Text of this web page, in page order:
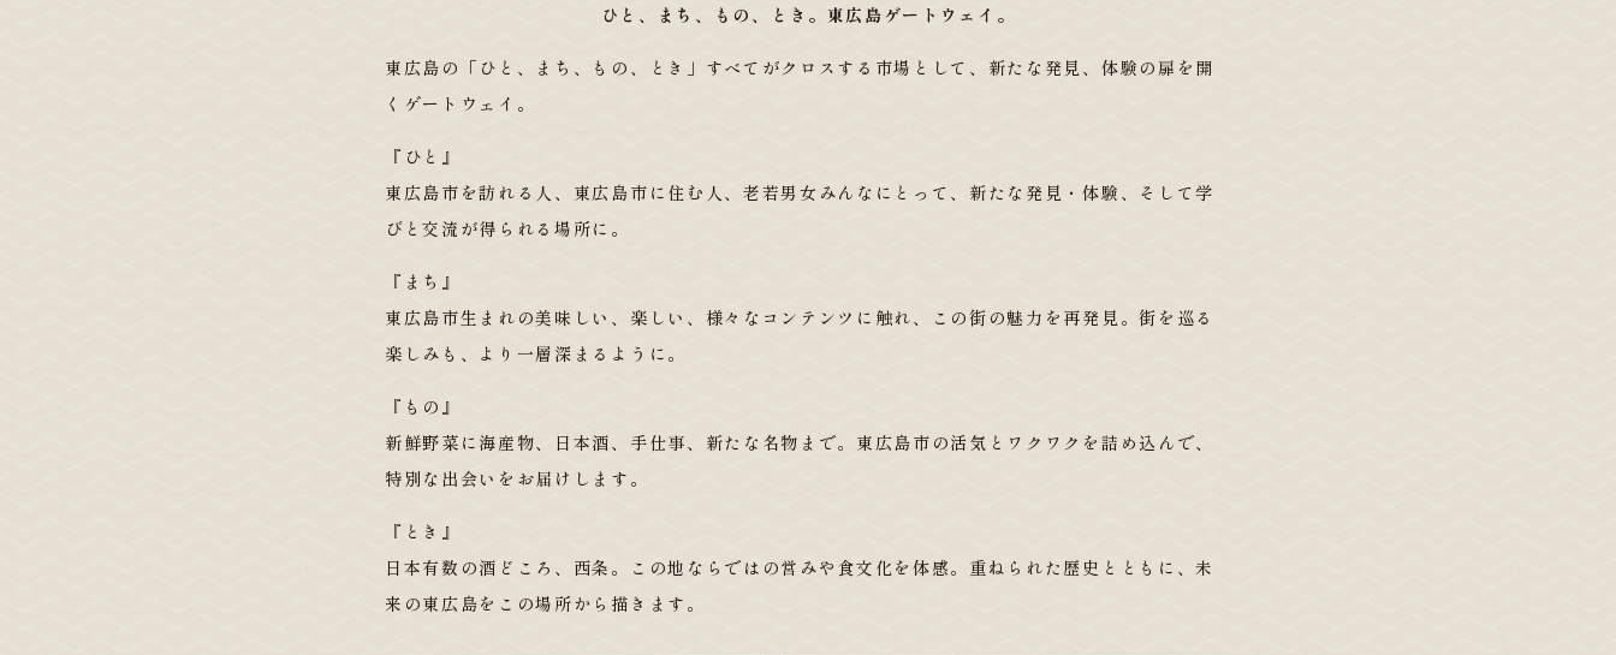
ひと、まち、もの、とき。東広島ゲートウェイ。
東広島の「ひと、まち、もの、とき」すべてがクロスする市場として、新たな発見、体験の扉を開
くゲートウェイ。
『ひと』
東広島市を訪れる人、東広島市に住む人、老若男女みんなにとって、新たな発見・体験、そして学
びと交流が得られる場所に。
『まち』
東広島市生まれの美味しい、楽しい、様々なコンテンツに触れ、この街の魅力を再発見。街を巡る
楽しみも、より一層深まるように。
『もの』
新鮮野菜に海産物、日本酒、手仕事、新たな名物まで。東広島市の活気とワクワクを詰め込んで、
特別な出会いをお届けします。
『とき』
日本有数の酒どころ、西条。この地ならではの営みや食文化を体感。重ねられた歴史とともに、未
来の東広島をこの場所から描きます。